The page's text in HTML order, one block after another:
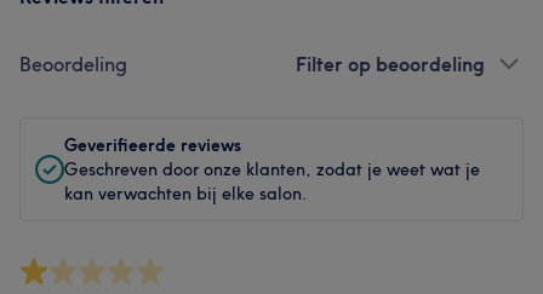
Beoordeling Filter op beoordeling
Geverifieerde reviews
Geschreven door onze klanten, zodat je weet wat je
kan verwachten bij elke salon.